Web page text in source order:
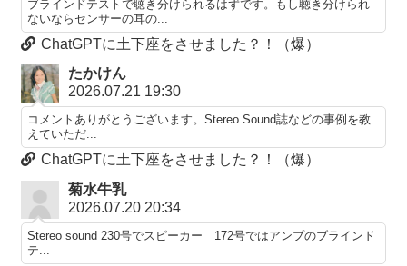
ブラインドテストで聴き分けられるはずです。もし聴き分けられ
ないならセンサーの耳の...
ChatGPTに土下座をさせました？！（爆）
たかけん
2026.07.21 19:30
コメントありがとうございます。Stereo Sound誌などの事例を教
えていただ...
ChatGPTに土下座をさせました？！（爆）
菊水牛乳
2026.07.20 20:34
Stereo sound 230号でスピーカー 172号ではアンプのブラインド
テ...